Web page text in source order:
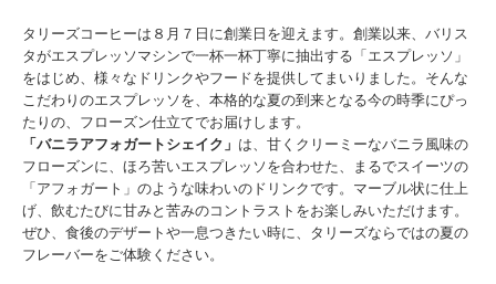
タリーズコーヒーは８月７日に創業日を迎えます。創業以来、バリス
タがエスプレッソマシンで⼀杯⼀杯丁寧に抽出する「エスプレッソ」
をはじめ、様々なドリンクやフードを提供してまいりました。そんな
こだわりのエスプレッソを、本格的な夏の到来となる今の時季にぴっ
たりの、フローズン仕立てでお届けします。
「バニラアフォガートシェイク」 は、甘くクリーミーなバニラ風味の
フローズンに、ほろ苦いエスプレッソを合わせた、まるでスイーツの
「アフォガート」のような味わいのドリンクです。マーブル状に仕上
げ、飲むたびに甘みと苦みのコントラストをお楽しみいただけます。
ぜひ、食後のデザートや一息つきたい時に、タリーズならではの夏の
フレーバーをご体験ください。